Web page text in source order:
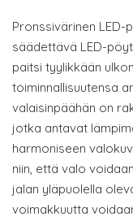
Pronssivärinen LED-
säädettävä LED-
paitsi tyylikkään
toiminnallisuutensa
valaisinpäähän on
jotka antavat
harmoniseen
niin, että valo
jalan yläpuolella
voimakkuutta